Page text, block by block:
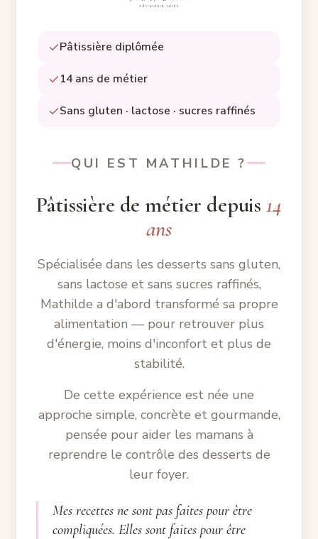
Pâtissière diplômée
14 ans de métier
Sans gluten · lactose · sucres raffinés
QUI EST MATHILDE ?
Pâtissière de métier depuis14
ans
Spécialisée dans les desserts sans gluten,
sans lactose et sans sucres raffinés,
Mathilde a d'abord transformé sa propre
alimentation — pour retrouver plus
d'énergie, moins d'inconfort et plus de
stabilité.
De cette expérience est née une
approche simple, concrète et gourmande,
pensée pour aider les mamans à
reprendre le contrôle des desserts de
leur foyer.
Mes recettes ne sont pas faites pour être
compliquées. Elles sont faites pour être